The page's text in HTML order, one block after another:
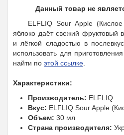
Данный товар не
ELFLIQ Sour Apple
яблоко даёт свежий фруктовый
и лёгкой сладостью в
использовать для
найти по этой ссылке
Характеристики:
Производитель: ELFLIQ
Вкус: ELFLIQ Sour Apple
Объем: 30 мл
Страна производителя: